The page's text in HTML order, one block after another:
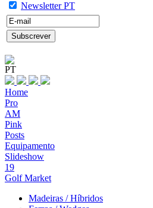
Newsletter PT
PT
Home
Pro
AM
Pink
Posts
Equipamento
Slideshow
19
Golf Market
Madeiras / Híbridos